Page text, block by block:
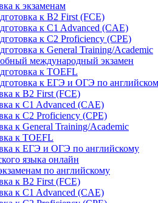
к экзаменам
к B2 First (FCE)
к C1 Advanced (CAE)
к C2 Proficiency (CPE)
к General Training/Academic
международный экзамен
к TOEFL
к ЕГЭ и ОГЭ по
к B2 First (FCE)
к C1 Advanced (CAE)
к C2 Proficiency (CPE)
к General Training/Academic
к TOEFL
к ЕГЭ и ОГЭ по английскому
языка онлайн
по английскому
к B2 First (FCE)
к C1 Advanced (CAE)